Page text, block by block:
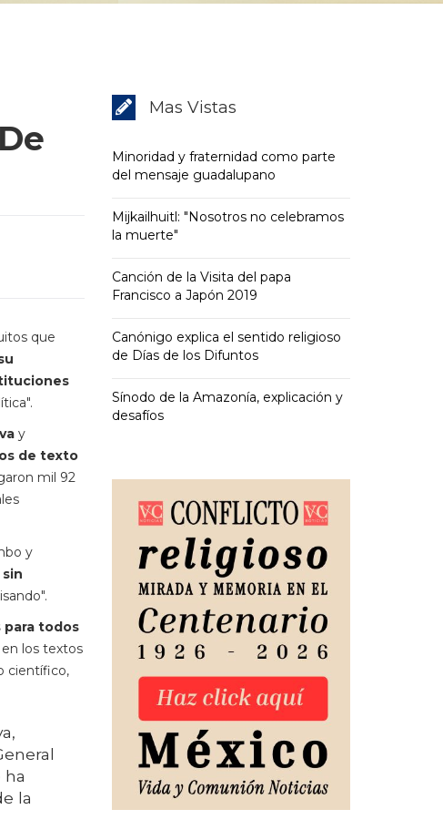
que
y
de texto
mil 92
y
para todos
los textos
científico,
ha
la
Mas Vistas
Minoridad y fraternidad como parte
del mensaje guadalupano
Mijkailhuitl: "Nosotros no celebramos
la muerte"
Canción de la Visita del papa
Francisco a Japón 2019
Canónigo explica el sentido religioso
de Días de los Difuntos
Sínodo de la Amazonía, explicación y
desafíos